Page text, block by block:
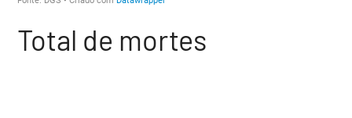
Total de mortes